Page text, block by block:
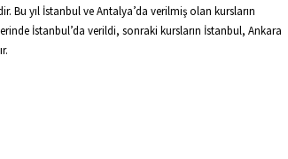
Bu yıl İstanbul ve Antalya’da verilmiş olan kursların
İstanbul’da verildi, sonraki kursların İstanbul, Ankara